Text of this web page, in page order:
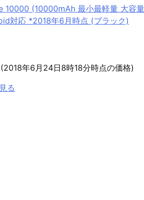
10000 (10000mAh 最小最軽量 大容
対応 *2018年6月時点 (ブラック)
年6月24日8時18分時点の価格)
る